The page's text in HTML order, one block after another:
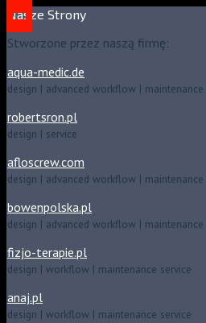
Nasze Strony
Stworzone przez naszą firmę:
aqua-medic.de
design | advanced workflow | maintenance
robertsron.pl
design | service
afloscrew.com
design | advanced workflow | maintenance
bowenpolska.pl
design | advanced workflow | maintenance
fizjo-terapie.pl
design | workflow | maintenance service
anaj.pl
design | workflow | maintenance service